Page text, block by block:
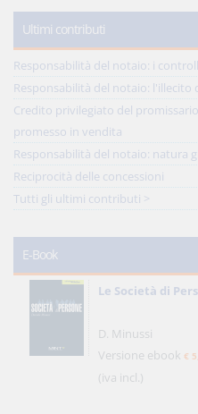
Ultimi contributi
Responsabilità del notaio: i
Responsabilità del notaio: l'illecito
Credito privilegiato del
promesso in vendita
Responsabilità del notaio: natura
Reciprocità delle concessioni
Tutti gli ultimi contributi >
E-Book
Le Società di
D. Minussi
Versione ebook €
(iva incl.)